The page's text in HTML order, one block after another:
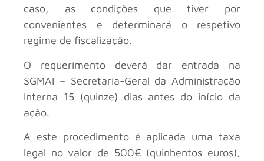
caso, as condições que tiver por
convenientes e determinará o respetivo
regime de fiscalização.
O requerimento deverá dar entrada na
SGMAI – Secretaria-Geral da Administração
Interna 15 (quinze) dias antes do início da
ação.
A este procedimento é aplicada uma taxa
legal no valor de 500€ (quinhentos euros),